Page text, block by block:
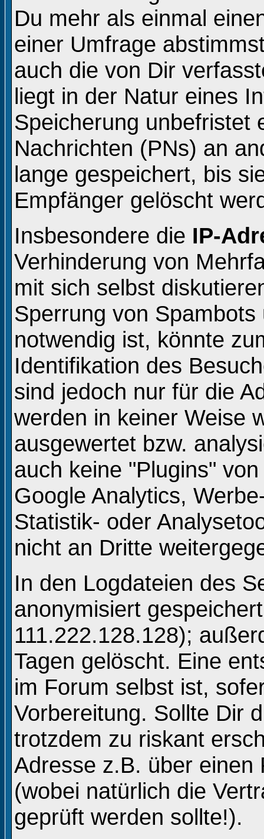
Du mehr als einmal
einer Umfrage
auch die von Dir
liegt in der Natur eines
Speicherung unbefristet
Nachrichten (PNs) an
lange gespeichert, bis
Empfänger gelöscht
Insbesondere die IP-
Verhinderung von
mit sich selbst
Sperrung von
notwendig ist, könnte
Identifikation des
sind jedoch nur für die
werden in keiner Weise
ausgewertet bzw.
auch keine "Plugins"
Google Analytics,
Statistik- oder
nicht an Dritte
In den Logdateien des
anonymisiert
111.222.128.128);
Tagen gelöscht. Eine
im Forum selbst ist,
Vorbereitung. Sollte Dir
trotzdem zu riskant
Adresse z.B. über einen
(wobei natürlich die
geprüft werden sollte!).